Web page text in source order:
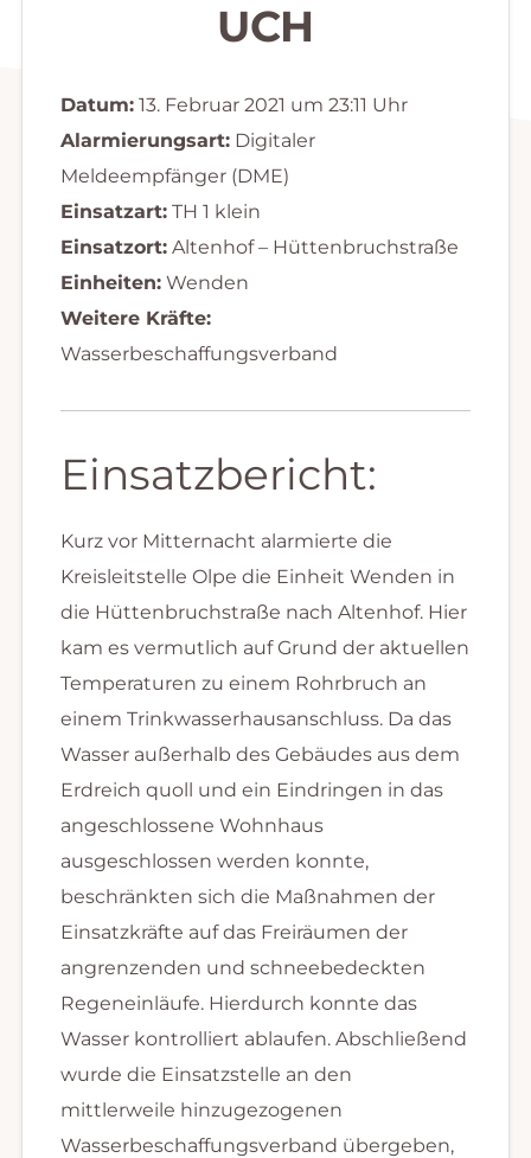
UCH
Datum:13. Februar 2021 um 23:11 Uhr
Alarmierungsart:Digitaler
Meldeempfänger (DME)
Einsatzart:TH 1 klein
Einsatzort:Altenhof – Hüttenbruchstraße
Einheiten:Wenden
Weitere Kräfte:
Wasserbeschaffungsverband
Einsatzbericht:
Kurz vor Mitternacht alarmierte die
Kreisleitstelle Olpe die Einheit Wenden in
die Hüttenbruchstraße nach Altenhof. Hier
kam es vermutlich auf Grund der aktuellen
Temperaturen zu einem Rohrbruch an
einem Trinkwasserhausanschluss. Da das
Wasser außerhalb des Gebäudes aus dem
Erdreich quoll und ein Eindringen in das
angeschlossene Wohnhaus
ausgeschlossen werden konnte,
beschränkten sich die Maßnahmen der
Einsatzkräfte auf das Freiräumen der
angrenzenden und schneebedeckten
Regeneinläufe. Hierdurch konnte das
Wasser kontrolliert ablaufen. Abschließend
wurde die Einsatzstelle an den
mittlerweile hinzugezogenen
Wasserbeschaffungsverband übergeben,